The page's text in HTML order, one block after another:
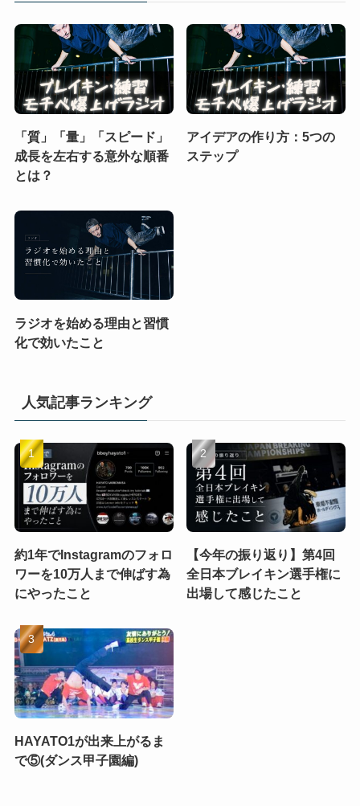
「質」「量」「スピード」
成長を左右する意外な順番
とは？
アイデアの作り方：5つの
ステップ
ラジオを始める理由と習慣
化で効いたこと
人気記事ランキング
約1年でInstagramのフォロ
ワーを10万人まで伸ばす為
にやったこと
【今年の振り返り】第4回
全日本ブレイキン選手権に
出場して感じたこと
HAYATO1が出来上がるま
で⑤(ダンス甲子園編)